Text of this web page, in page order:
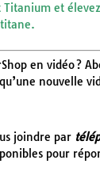
et
en vidéo ?
nouvelle
joindre par
pour